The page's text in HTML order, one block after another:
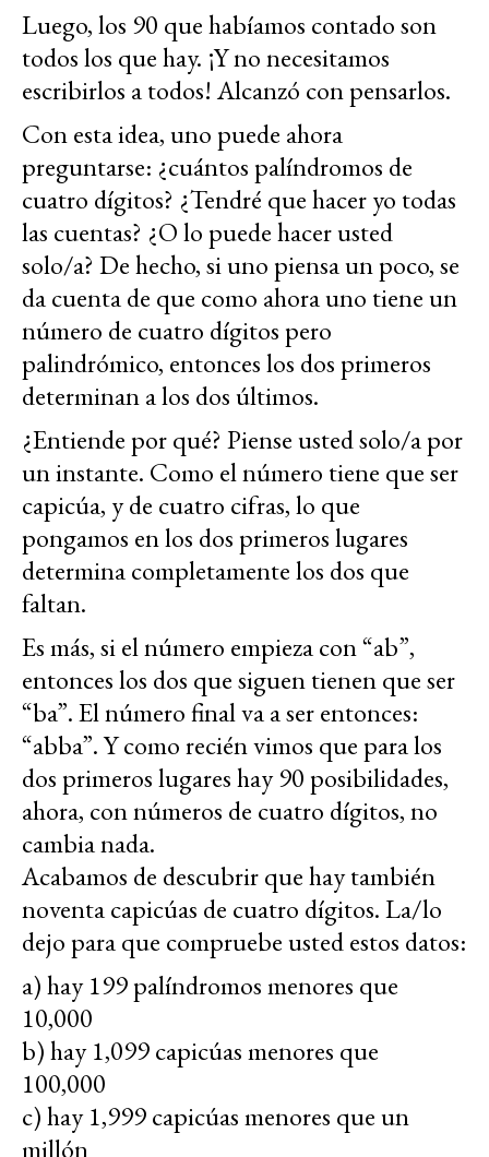
Luego, los 90 que habíamos contado son
todos los que hay. ¡Y no necesitamos
escribirlos a todos! Alcanzó con pensarlos.
Con esta idea, uno puede ahora
preguntarse: ¿cuántos palíndromos de
cuatro dígitos? ¿Tendré que hacer yo todas
las cuentas? ¿O lo puede hacer usted
solo/a? De hecho, si uno piensa un poco, se
da cuenta de que como ahora uno tiene un
número de cuatro dígitos pero
palindrómico, entonces los dos primeros
determinan a los dos últimos.
¿Entiende por qué? Piense usted solo/a por
un instante. Como el número tiene que ser
capicúa, y de cuatro cifras, lo que
pongamos en los dos primeros lugares
determina completamente los dos que
faltan.
Es más, si el número empieza con “ab”,
entonces los dos que siguen tienen que ser
“ba”. El número final va a ser entonces:
“abba”. Y como recién vimos que para los
dos primeros lugares hay 90 posibilidades,
ahora, con números de cuatro dígitos, no
cambia nada.
Acabamos de descubrir que hay también
noventa capicúas de cuatro dígitos. La/lo
dejo para que compruebe usted estos datos:
a) hay 199 palíndromos menores que
10,000
b) hay 1,099 capicúas menores que
100,000
c) hay 1,999 capicúas menores que un
millón